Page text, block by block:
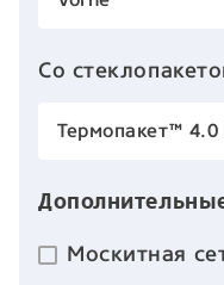
Со
Термопакет™ 4.0
Москитная